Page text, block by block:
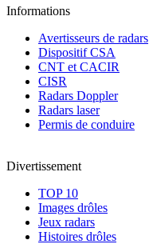
Informations
Avertisseurs de radars
Dispositif CSA
CNT et CACIR
CISR
Radars Doppler
Radars laser
Permis de conduire
Divertissement
TOP 10
Images drôles
Jeux radars
Histoires drôles